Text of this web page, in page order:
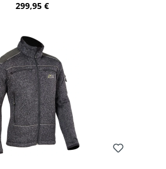
Regulärer Preis:
299,95 €